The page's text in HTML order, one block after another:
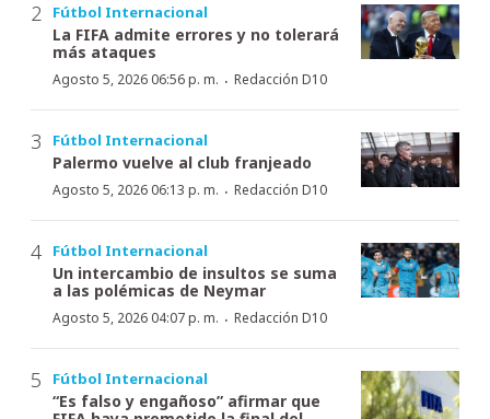
Fútbol Internacional
La FIFA admite errores y no tolerará
más ataques
Agosto 5, 2026 06:56 p. m. · Redacción D10
Fútbol Internacional
Palermo vuelve al club franjeado
Agosto 5, 2026 06:13 p. m. · Redacción D10
Fútbol Internacional
Un intercambio de insultos se suma
a las polémicas de Neymar
Agosto 5, 2026 04:07 p. m. · Redacción D10
Fútbol Internacional
“Es falso y engañoso” afirmar que